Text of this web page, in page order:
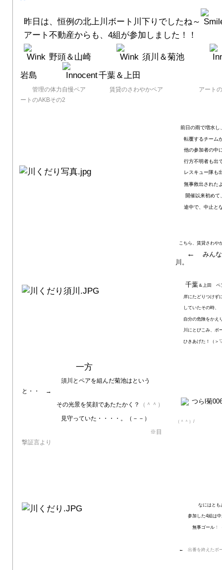
昨日は、恒例の北上川ボート川下りでしたね～
アート不動産からも、4組が参加しました！！
野頭＆山崎
須川＆菊池
岩島
千葉＆上田
管理の体力自慢ペア 賃貸のさわやかペア
アート
ートのAKBその2
前日の雨で増水し
転覆するチーム
他の参加者の中
行方不明者も出
レスキュー隊も
無事救出された
開催以来初めて
途中で、中止と
こちら、賃貸さわや
← みん
川。
千葉＆上田 ペ
岸にたどりつけず
していたその時、
自分の危険をかえ
川にとびこみ、ボ
ひきあげた！（＞
一方
須川とペアを組んだ菊池はという
と・・ →
その光景を笑顔であたたかく？
（＾＾）
見守っていた・・・・。（－－）
※ 目
撃証言より
（＾＾）/
なにはとも
参加した4組は中
無事ゴール！
← 出番を終えたボ